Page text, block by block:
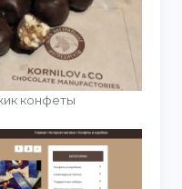
конфеты